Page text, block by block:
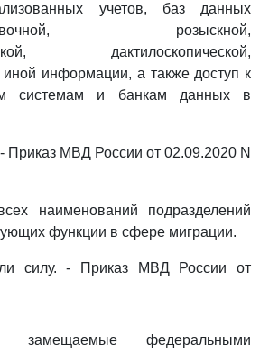
учетов, баз данных
справочной, розыскной,
дактилоскопической,
иной информации, а также доступ к
системам и банкам данных в
- Приказ МВД России от 02.09.2020 N
наименований подразделений
функции в сфере миграции.
силу. - Приказ МВД России от
замещаемые федеральными